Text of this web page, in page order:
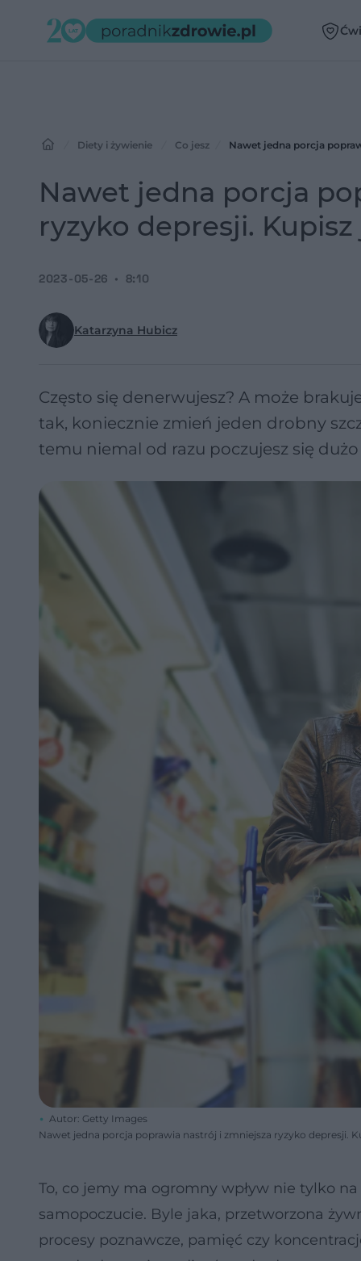
Diety i żywienie Co jesz Nawet jedna porcja
Nawet jedna porcja
ryzyko depresji.
Katarzyna Hubicz
2023-05-26 8:10
Często się denerwujesz? A może
tak, koniecznie zmień jeden drobny
temu niemal od razu poczujesz się
Autor: Getty Images
Nawet jedna porcja poprawia nastrój i zmniejsza ryzyko depresji.
To, co jemy ma ogromny wpływ nie tylko
samopoczucie. Byle jaka, przetworzona
procesy poznawcze, pamięć czy